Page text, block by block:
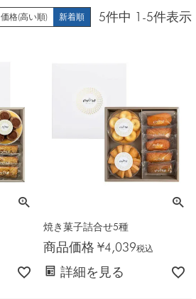
価格(高い順) 新着順 5件中 1 -5件表示
焼き菓子詰合せ5種
商品価格 ¥4,039税込
詳細を見る